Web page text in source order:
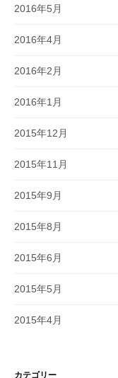
2016年5月
2016年4月
2016年2月
2016年1月
2015年12月
2015年11月
2015年9月
2015年8月
2015年6月
2015年5月
2015年4月
カテゴリー